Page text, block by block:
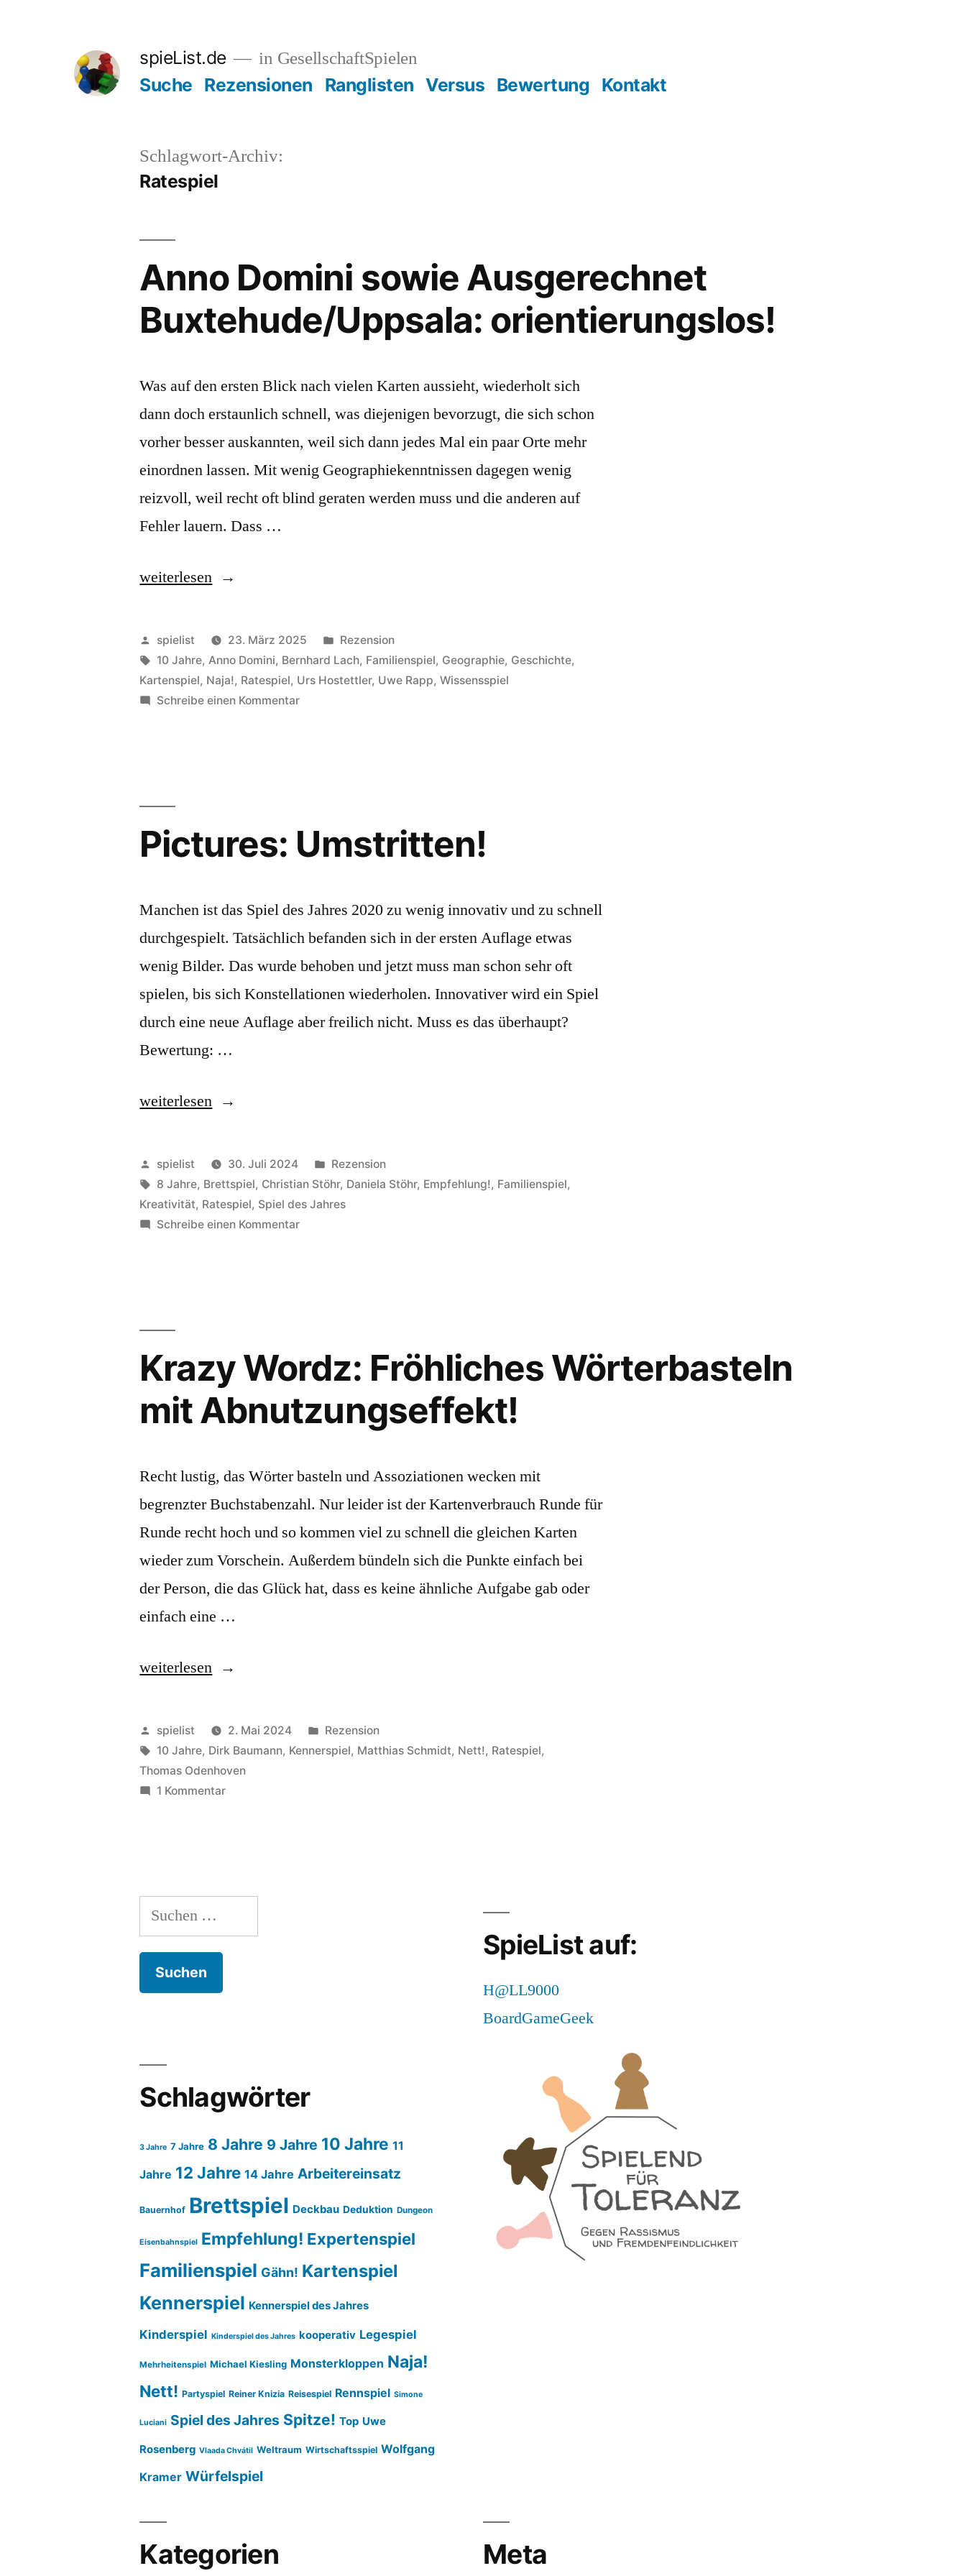
spieList.de in GesellschaftSpielen
Suche Rezensionen Ranglisten Versus Bewertung Kontakt
Schlagwort-Archiv:
Ratespiel
Anno Domini sowie Ausgerechnet
Buxtehude/Uppsala: orientierungslos!
Was auf den ersten Blick nach vielen Karten aussieht, wiederholt sich
dann doch erstaunlich schnell, was diejenigen bevorzugt, die sich schon
vorher besser auskannten, weil sich dann jedes Mal ein paar Orte mehr
einordnen lassen. Mit wenig Geographiekenntnissen dagegen wenig
reizvoll, weil recht oft blind geraten werden muss und die anderen auf
Fehler lauern. Dass …
„Anno
sowie
Ausgerechnet
Buxtehude/Uppsala:
weiterlesen
Veröffentlicht
von
spielist 23. März 2025
Veröffentlicht
in
Rezension
Schlagwörter:
10 Jahre, Anno Domini, Bernhard Lach, Familienspiel, Geographie, Geschichte,
Kartenspiel, Naja!, Ratespiel, Urs Hostettler, Uwe Rapp,Wissensspiel
Schreibe einen Kommentarzu
Pictures: Umstritten!
Manchen ist das Spiel des Jahres 2020 zu wenig innovativ und zu schnell
durchgespielt. Tatsächlich befanden sich in der ersten Auflage etwas
wenig Bilder. Das wurde behoben und jetzt muss man schon sehr oft
spielen, bis sich Konstellationen wiederholen. Innovativer wird ein Spiel
durch eine neue Auflage aber freilich nicht. Muss es das überhaupt?
Bewertung: …
„Pictures:
weiterlesen
Veröffentlicht
von
spielist 30. Juli 2024
Veröffentlicht
in
Rezension
Schlagwörter:
8 Jahre, Brettspiel, Christian Stöhr, Daniela Stöhr, Empfehlung!, Familienspiel,
Kreativität, Ratespiel, Spiel des Jahres
Schreibe einen Kommentarzu
Krazy Wordz: Fröhliches Wörterbasteln
mit Abnutzungseffekt!
Recht lustig, das Wörter basteln und Assoziationen wecken mit
begrenzter Buchstabenzahl. Nur leider ist der Kartenverbrauch Runde für
Runde recht hoch und so kommen viel zu schnell die gleichen Karten
wieder zum Vorschein. Außerdem bündeln sich die Punkte einfach bei
der Person, die das Glück hat, dass es keine ähnliche Aufgabe gab oder
einfach eine …
„Krazy
Fröhliches
Wörterbasteln
mit
weiterlesen
Veröffentlicht
von
spielist 2. Mai 2024
Veröffentlicht
in
Rezension
Schlagwörter:
10 Jahre, Dirk Baumann, Kennerspiel, Matthias Schmidt, Nett!, Ratespiel,
Thomas Odenhoven
1 Kommentarzu
Suchen
nach:
SpieList auf:
H@LL9000
BoardGameGeek
Schlagwörter
3 Jahre 7 Jahre 8 Jahre 9 Jahre 10 Jahre 11
Jahre 12 Jahre 14 Jahre Arbeitereinsatz
Bauernhof Brettspiel Deckbau Deduktion Dungeon
Eisenbahnspiel Empfehlung! Expertenspiel
Familienspiel Gähn! Kartenspiel
Kennerspiel Kennerspiel des Jahres
Kinderspiel Kinderspiel des Jahres kooperativ Legespiel
Mehrheitenspiel Michael Kiesling Monsterkloppen Naja!
Nett! Partyspiel Reiner Knizia Reisespiel Rennspiel Simone
Luciani Spiel des Jahres Spitze! Top Uwe
Rosenberg Vlaada Chvátil Weltraum Wirtschaftsspiel Wolfgang
Kramer Würfelspiel
Kategorien Meta